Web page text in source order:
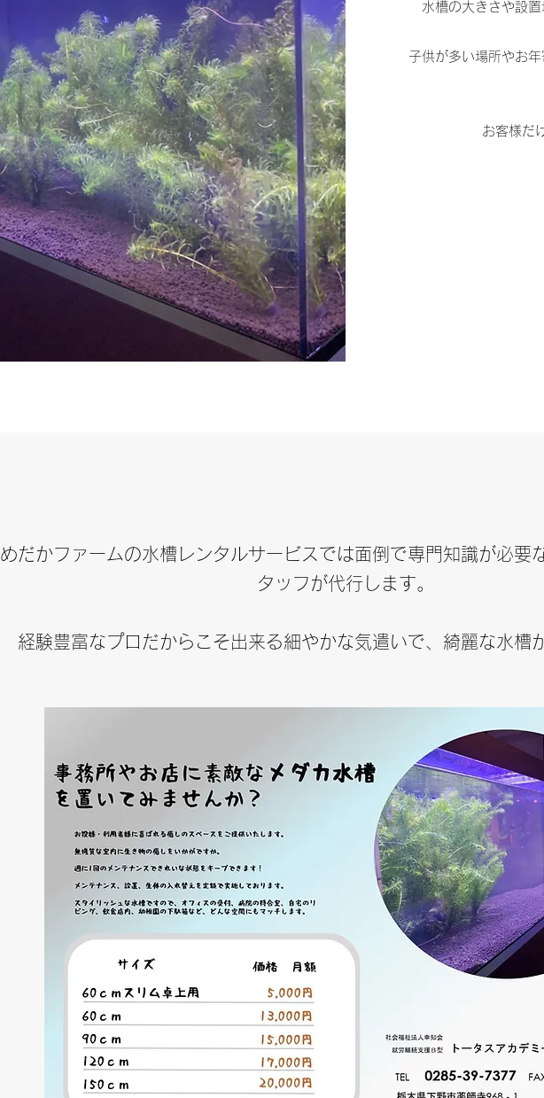
水槽の大きさや設
子供が多い場所やお
お客様だ
めだかファームの水槽レンタルサービスでは面倒で専門知識が必要
タッフが代行します。
経験豊富なプロだからこそ出来る細やかな気遣いで、綺麗な水槽